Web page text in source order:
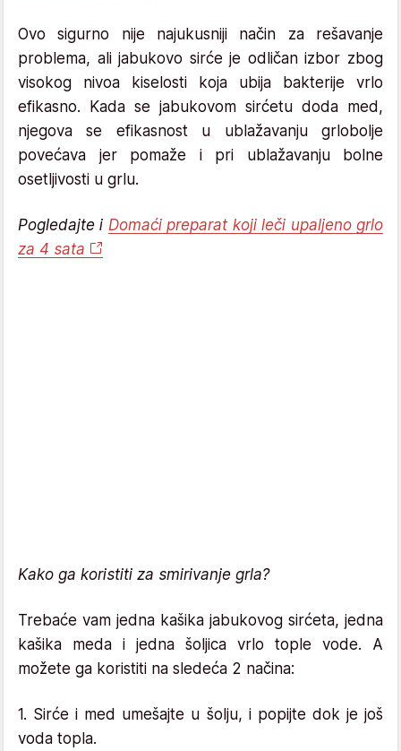
Ovo sigurno nije najukusniji način za rešavanje
problema, ali jabukovo sirće je odličan izbor zbog
visokog nivoa kiselosti koja ubija bakterije vrlo
efikasno. Kada se jabukovom sirćetu doda med,
njegova se efikasnost u ublažavanju grlobolje
povećava jer pomaže i pri ublažavanju bolne
osetljivosti u grlu.
Pogledajte i Domaći preparat koji leči upaljeno grlo
za 4 sata
Kako ga koristiti za smirivanje grla?
Trebaće vam jedna kašika jabukovog sirćeta, jedna
kašika meda i jedna šoljica vrlo tople vode. A
možete ga koristiti na sledeća 2 načina:
1. Sirće i med umešajte u šolju, i popijte dok je još
voda topla.